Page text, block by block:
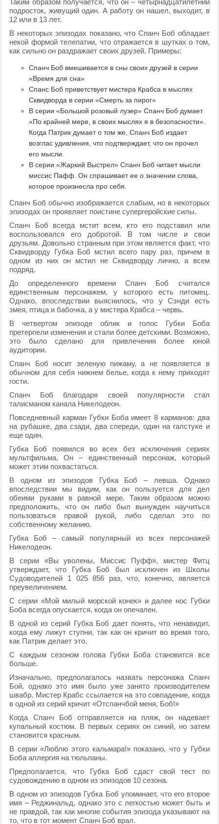
подросток, живущий один. А работу он нашел, выходит, в
12 или в 13 лет.
В некоторых эпизодах показано, что Спанч Боб обладает
некой формой телепатии, что отражается в шутках о том,
как сильно он раздражает своих друзей. Примеры:
Спанч Боб вмешивается в сны своих друзей в серии
«Время для сна»
Спанс Боб приветствует мистера Крабса в мыслях
Сквидворда в серии «Смерть за пирог»
В серии «Большой розовый лузер» Спанч Боб думает
«По крайней мере, в своих мыслях я в безопасности».
Когда Патрик думает о том же, Спанч Боб издает
возглас удивления, что подтверждает, что он прочел
его мысли.
В серии «Жаркий Выстрел» Спанч Боб читает мысли
миссис Пафф. Он спрашивает ее о значении слова,
которое произнесла про себя.
Спанч Боб обычно изображается слабым, но в некоторых
эпизодах он проявляет поистине супергеройские силы.
Спанч Боб всегда мстит всем, кто его подставил или
воспользовался его добротой. В том числе и свои
друзьям. Довольно странным при этом является факт, что
Сквидворду Губка Боб мстил всего пару раз, причем в
одном из них он мстил не Сквидворду лично, а всем
подряд.
До определенного времени Спанч Боб считался
единственным персонажем, у которого есть питомец.
Однако, впоследствии выяснилось, что у Сэнди есть
змея, птица и бабочка, а у мистера Крабса – червь.
В четвертом эпизоде облик и голос Губки Боба
претерпели изменения и стали более детскими. Возможно,
это было сделано для привлечения более юной
аудитории.
Спанч Боб носит зеленую пижаму, а не появляется в
обычном для себя нижнем белье, когда к нему приходят
гости.
Спанч Боб благодаря своей популярности стал
талисманом канала Никелодеон.
Повседневный карман Губки Боба имеет 8 карманов: два
на рубашке, два сзади, два спереди, один на галстуке и
еще один.
Губка Боб появился во всех без исключения сериях
мультфильма. Он – единственный персонаж, который
может этим похвастаться.
В одном из эпизодов Губка Боб – левша. Однако
впоследствии мы видим, как он пользуется для дел
обеими руками в равной мере. Таким образом можно
предположить, что он либо был вынужден научиться
пользоваться правой рукой, либо сделал это по
собственному желанию.
Губка Боб – самый популярный из всех персонажей
Никелодеон.
В серии «Вы уволены, Миссис Пуфф», мистер Фитц
утверждает, что Губка Боб был исключен из Школы
Судоводителей 1 025 856 раз, что, конечно, является
преувеличением.
С серии «Мой милый морской конек» и далее нос Губки
Боба всегда опускается, когда он опечален.
В одной из серий Губка Боб дает понять, что ненавидит,
когда ему лижут ступни, так как он кричит во время того,
как Патрик делает это.
С каждым сезоном голова Губки Боба становится все
больше.
Изначально, предполагалось назвать персонажа Спанч
Бой, однако это имя было уже занято производителем
швабр. Мистер Крабс ссылается на это совпадение, когда
в одной из серий кричит «Отспанчбой меня, Боб!»
Когда Спанч Боб отправляется на пляж, он надевает
купальный костюм. В первых сериях он синий, но затем
становится красным.
В серии «Люблю этого кальмара!» показано, что у Губки
Боба аллергия на тюльпаны.
Предполагается, что Губка Боб сдаст свой тест по
судовождению в одном из эпизодов 10 сезона.
В одном из эпизодов Губка Боб упоминает, что его второе
имя – Реджинальд, однако это с легкостью может быть и
не правдой, так как многие события эпизода указывают на
то, что в тот момент Спанч Боб врал.